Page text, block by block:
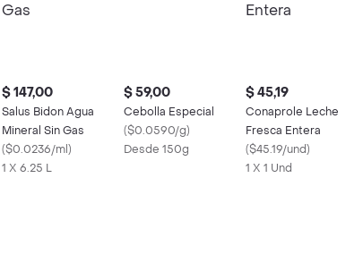
$ 147,00
Salus Bidon Agua
Mineral Sin Gas
($0.0236/ml)
1 X 6.25 L
$ 59,00
Cebolla Especial
($0.0590/g)
Desde 150g
$ 45,19
Conaprole Leche
Fresca Entera
($45.19/und)
1 X 1 Und